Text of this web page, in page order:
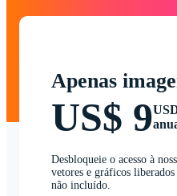
Apenas
US$ 9
Desbloqueie o acesso à
vetores e gráficos
não incluído.